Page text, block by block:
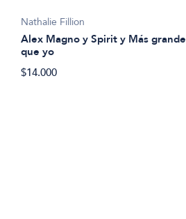
Nathalie Fillion
Alex Magno y Spirit y Más grande
que yo
$14.000